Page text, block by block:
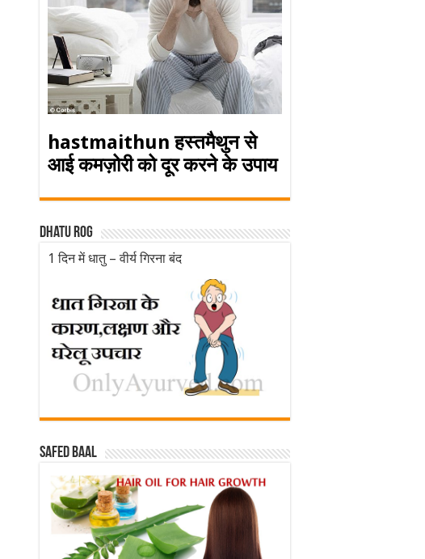
hastmaithun हस्तमैथुन से
आई कमज़ोरी को दूर करने के उपाय
Dhatu rog
1 दिन में धातु – वीर्य गिरना बंद
Safed baal